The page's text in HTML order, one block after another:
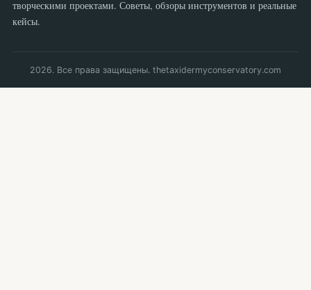
творческими проектами. Советы, обзоры инструментов и реальные
кейсы.
2026. Все права защищены. thetaxidermyconservatory.com